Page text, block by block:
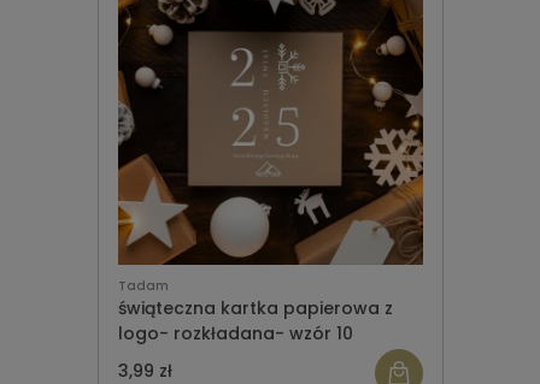
Tadam
świąteczna kartka papierowa z
logo- rozkładana- wzór 10
3,99 zł